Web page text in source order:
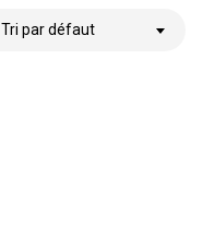
Tri par défaut